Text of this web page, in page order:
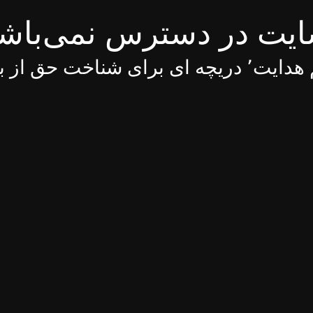
در دسترس
برای شناخت حق از باطل